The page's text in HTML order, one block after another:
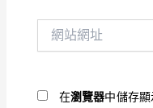
在瀏覽器中儲存